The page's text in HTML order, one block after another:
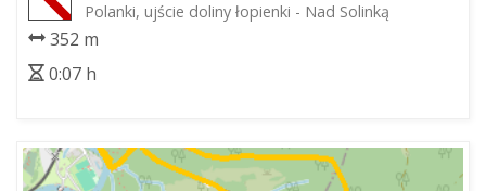
Polanki, ujście doliny łopienki - Nad Solinką
352 m
0:07 h